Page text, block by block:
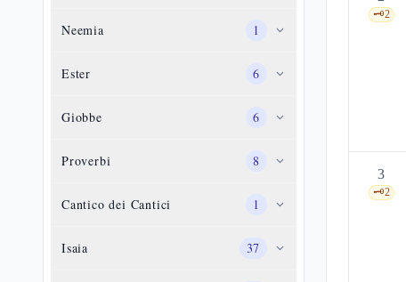
Neemia 1
Ester 6
Giobbe 6
Proverbi 8
Cantico dei Cantici 1
Isaia 37
🗝️2
3
🗝️2